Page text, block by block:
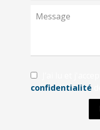
confidentialité